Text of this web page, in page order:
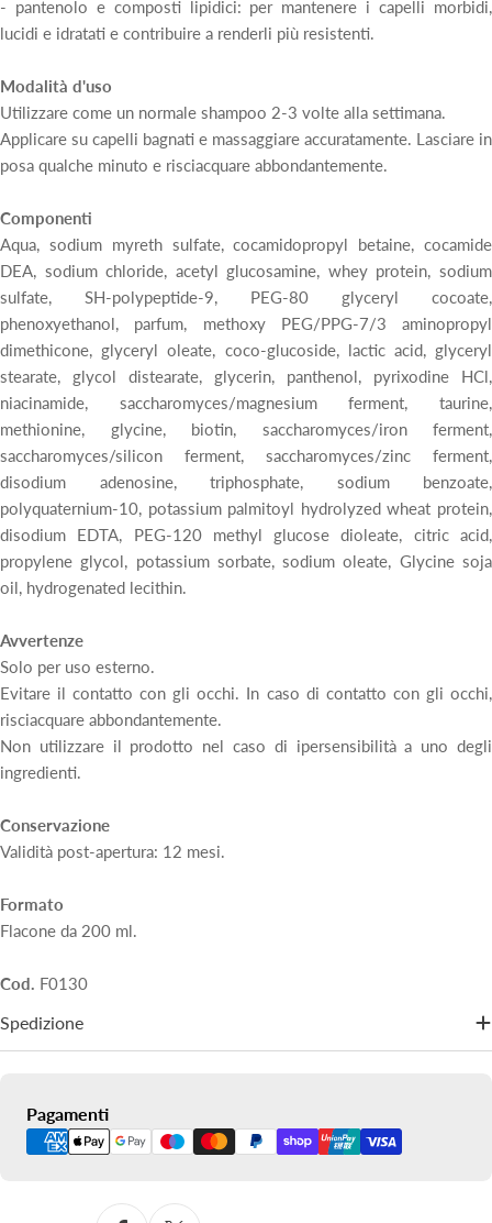
- pantenolo e composti lipidici: per mantenere i capelli morbidi,
lucidi e idratati e contribuire a renderli più resistenti.
Modalità d'uso
Utilizzare come un normale shampoo 2-3 volte alla settimana.
Applicare su capelli bagnati e massaggiare accuratamente. Lasciare in
posa qualche minuto e risciacquare abbondantemente.
Componenti
Aqua, sodium myreth sulfate, cocamidopropyl betaine, cocamide
DEA, sodium chloride, acetyl glucosamine, whey protein, sodium
sulfate, SH-polypeptide-9, PEG-80 glyceryl cocoate,
phenoxyethanol, parfum, methoxy PEG/PPG-7/3 aminopropyl
dimethicone, glyceryl oleate, coco-glucoside, lactic acid, glyceryl
stearate, glycol distearate, glycerin, panthenol, pyrixodine HCl,
niacinamide, saccharomyces/magnesium ferment, taurine,
methionine, glycine, biotin, saccharomyces/iron ferment,
saccharomyces/silicon ferment, saccharomyces/zinc ferment,
disodium adenosine, triphosphate, sodium benzoate,
polyquaternium-10, potassium palmitoyl hydrolyzed wheat protein,
disodium EDTA, PEG-120 methyl glucose dioleate, citric acid,
propylene glycol, potassium sorbate, sodium oleate, Glycine soja
oil, hydrogenated lecithin.
Avvertenze
Solo per uso esterno.
Evitare il contatto con gli occhi. In caso di contatto con gli occhi,
risciacquare abbondantemente.
Non utilizzare il prodotto nel caso di ipersensibilità a uno degli
ingredienti.
Conservazione
Validità post-apertura: 12 mesi.
Formato
Flacone da 200 ml.
Cod. F0130
Spedizione
Pagamenti
Metodi